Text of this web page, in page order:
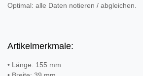
Optimal: alle Daten notieren / abgleichen.
Artikelmerkmale:
• Länge: 155 mm